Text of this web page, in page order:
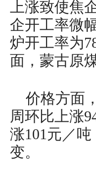
上涨致使焦
企开工率微
炉开工率为
面，蒙古原
价格方面
周环比上涨
涨101元／
变。